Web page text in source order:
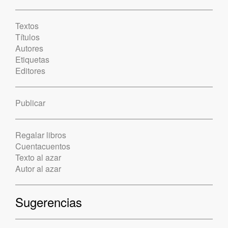
Textos
Títulos
Autores
Etiquetas
Editores
Publicar
Regalar libros
Cuentacuentos
Texto al azar
Autor al azar
Sugerencias